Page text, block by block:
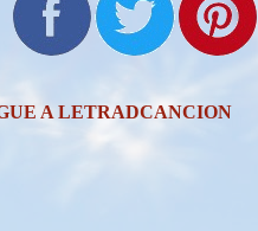
A LETRADCANCION